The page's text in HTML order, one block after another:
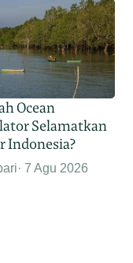
Ocean
Selamatkan
Indonesia?
7 Agu 2026